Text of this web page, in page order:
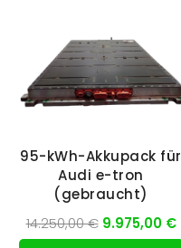
95-kWh-Akkupack für
Audi e-tron
(gebraucht)
14.250,00 € 9.975,00 €